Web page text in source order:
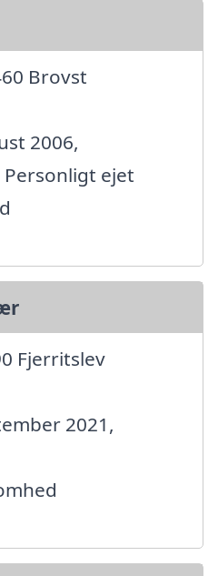
Brovst
2006,
ejet
Fjerritslev
2021,